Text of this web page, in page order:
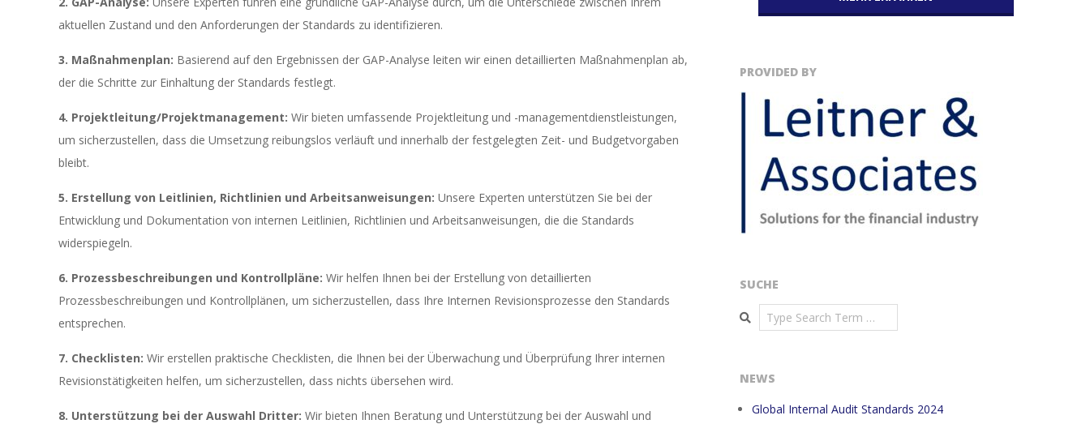
aktuellen Zustand und den Anforderungen der Standards zu identifizieren.
3. Maßnahmenplan: Basierend auf den Ergebnissen der GAP-Analyse leiten wir einen detaillierten Maßnahmenplan ab,
der die Schritte zur Einhaltung der Standards festlegt.
4. Projektleitung/Projektmanagement: Wir bieten umfassende Projektleitung und -managementdienstleistungen,
um sicherzustellen, dass die Umsetzung reibungslos verläuft und innerhalb der festgelegten Zeit- und Budgetvorgaben
bleibt.
5. Erstellung von Leitlinien, Richtlinien und Arbeitsanweisungen: Unsere Experten unterstützen Sie bei der
Entwicklung und Dokumentation von internen Leitlinien, Richtlinien und Arbeitsanweisungen, die die Standards
widerspiegeln.
6. Prozessbeschreibungen und Kontrollpläne: Wir helfen Ihnen bei der Erstellung von detaillierten
Prozessbeschreibungen und Kontrollplänen, um sicherzustellen, dass Ihre Internen Revisionsprozesse den Standards
entsprechen.
7. Checklisten: Wir erstellen praktische Checklisten, die Ihnen bei der Überwachung und Überprüfung Ihrer internen
Revisionstätigkeiten helfen, um sicherzustellen, dass nichts übersehen wird.
8. Unterstützung bei der Auswahl Dritter: Wir bieten Ihnen Beratung und Unterstützung bei der Auswahl und
PROVIDED BY
SUCHE
Search
NEWS
Global Internal Audit Standards 2024